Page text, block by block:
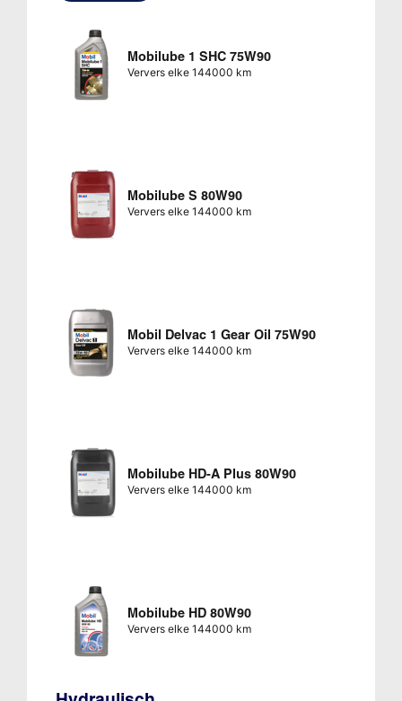
Mobilube 1 SHC 75W90
Ververs elke 144000 km
Mobilube S 80W90
Ververs elke 144000 km
Mobil Delvac 1 Gear Oil 75W90
Ververs elke 144000 km
Mobilube HD-A Plus 80W90
Ververs elke 144000 km
Mobilube HD 80W90
Ververs elke 144000 km